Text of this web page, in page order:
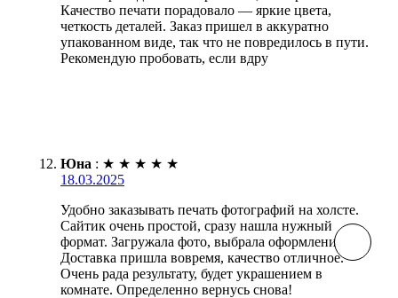
Качество печати порадовало — яркие цвета,
четкость деталей. Заказ пришел в аккуратно
упакованном виде, так что не повредилось в пути.
Рекомендую пробовать, если вдру
Юна : ★ ★ ★ ★ ★
18.03.2025
Удобно заказывать печать фотографий на холсте.
Сайтик очень простой, сразу нашла нужный
формат. Загружала фото, выбрала оформление.
Доставка пришла вовремя, качество отличное.
Очень рада результату, будет украшением в
комнате. Определенно вернусь снова!